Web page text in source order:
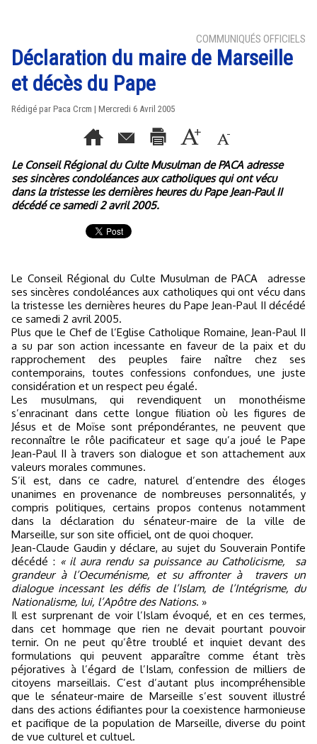
COMMUNIQUÉS OFFICIELS
Déclaration du maire de Marseille
et décès du Pape
Rédigé par Paca Crcm | Mercredi 6 Avril 2005
Le Conseil Régional du Culte Musulman de PACA adresse
ses sincères condoléances aux catholiques qui ont vécu
dans la tristesse les dernières heures du Pape Jean-Paul II
décédé ce samedi 2 avril 2005.
Le Conseil Régional du Culte Musulman de PACA
adresse
ses sincères condoléances aux catholiques qui ont vécu dans
la tristesse les dernières heures du Pape Jean-Paul II décédé
ce samedi 2 avril 2005.
Plus que le Chef de l’Eglise Catholique Romaine, Jean-Paul II
a su par son action incessante en faveur de la paix et du
rapprochement des peuples faire naître chez ses
contemporains, toutes confessions confondues, une juste
considération et un respect peu égalé.
Les musulmans, qui revendiquent un monothéisme
s’enracinant dans cette longue filiation où les figures de
Jésus et de Moïse sont prépondérantes, ne peuvent que
reconnaître le rôle pacificateur et sage qu’a joué le Pape
Jean-Paul II à travers son dialogue et son attachement aux
valeurs morales communes.
S’il est, dans ce cadre, naturel d’entendre des éloges
unanimes en provenance de nombreuses personnalités, y
compris politiques, certains propos contenus notamment
dans la déclaration du sénateur-maire de la ville de
Marseille, sur son site officiel, ont de quoi choquer.
Jean-Claude Gaudin y déclare, au sujet du Souverain Pontife
décédé : « il aura rendu sa puissance au Catholicisme,
sa
grandeur à l’Oecuménisme, et su affronter à
travers un
dialogue incessant les défis de l’Islam, de l’Intégrisme, du
Nationalisme, lui, l’Apôtre des Nations. »
Il est surprenant de voir l’Islam évoqué, et en ces termes,
dans cet hommage que rien ne devait pourtant pouvoir
ternir. On ne peut qu’être troublé et inquiet devant des
formulations qui peuvent apparaître comme étant très
péjoratives à l’égard de l’Islam, confession de milliers de
citoyens marseillais. C’est d’autant plus incompréhensible
que le sénateur-maire de Marseille s’est souvent illustré
dans des actions édifiantes pour la coexistence harmonieuse
et pacifique de la population de Marseille, diverse du point
de vue culturel et cultuel.